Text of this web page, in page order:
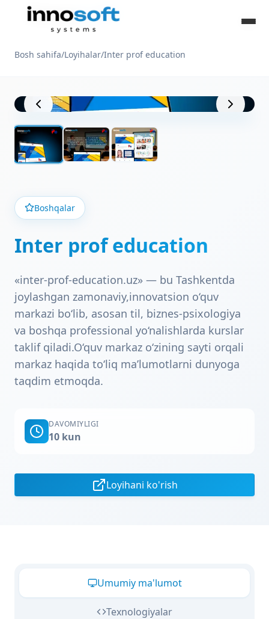
Bosh sahifa/Loyihalar/Inter prof education
Boshqalar
Inter prof education
«inter-prof-education.uz» — bu Tashkentda
joylashgan zamonaviy,innovatsion o‘quv
markazi bo‘lib, asosan til, biznes-psixologiya
va boshqa professional yo‘nalishlarda kurslar
taklif qiladi.O‘quv markaz o‘zining sayti orqali
markaz haqida to‘liq ma’lumotlarni dunyoga
taqdim etmoqda.
DAVOMIYLIGI
10 kun
Loyihani ko'rish
Loyiha ko'rinishi
Umumiy ma'lumot
Texnologiyalar